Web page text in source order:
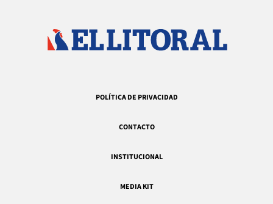
POLÍTICA DE PRIVACIDAD
CONTACTO
INSTITUCIONAL
MEDIA KIT